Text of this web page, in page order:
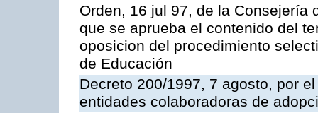
Orden, 16 jul 97, de la Consejería
que se aprueba el contenido del
oposicion del procedimiento
de Educación
Decreto 200/1997, 7 agosto, por
entidades colaboradoras de